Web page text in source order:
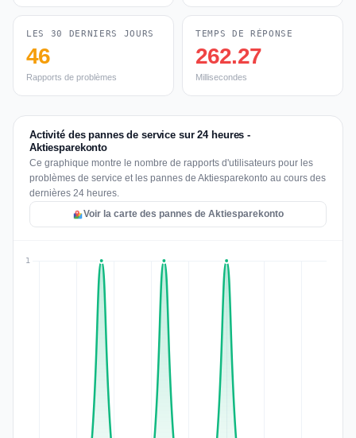
LES 30 DERNIERS JOURS
46
Rapports de problèmes
TEMPS DE RÉPONSE
262.27
Millisecondes
Activité des pannes de service sur 24 heures -
Aktiesparekonto
Ce graphique montre le nombre de rapports d'utilisateurs pour les
problèmes de service et les pannes de Aktiesparekonto au cours des
dernières 24 heures.
Voir la carte des pannes de Aktiesparekonto